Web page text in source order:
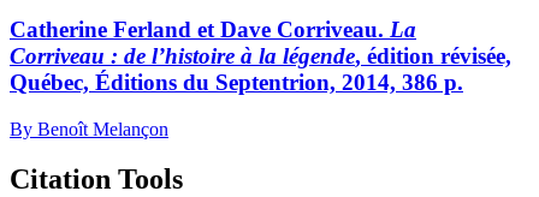
Catherine Ferland et Dave Corriveau. La
Corriveau : de l’histoire à la légende, édition révisée,
Québec, Éditions du Septentrion, 2014, 386 p.
By Benoît Melançon
Citation Tools